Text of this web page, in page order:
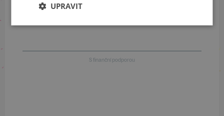
+420 257 310 414
S finanční podporou
UPRAVIT